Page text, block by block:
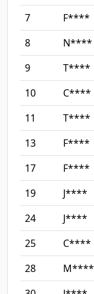
7
F****
8
N****
9
T****
10
C****
11
T****
13
F****
17
F****
19
J****
24
J****
25
C****
28
M****